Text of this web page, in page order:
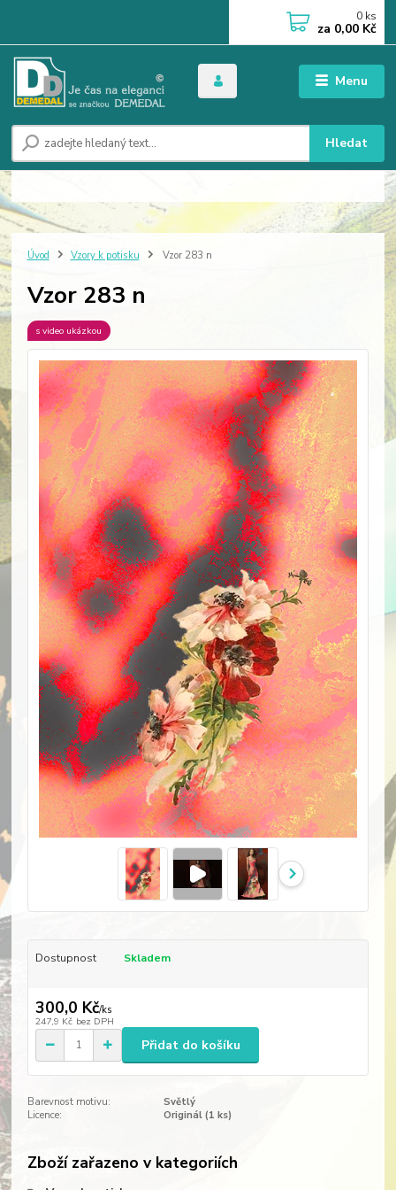
Menu
Hledat
0 ks
za 0,00 Kč
Úvod Vzory k potisku Vzor 283 n
Vzor 283 n
s video ukázkou
Dostupnost Skladem
300,0 Kč/ks
247,9 Kč bez DPH
Přidat do košíku
Barevnost motivu:
Světlý
Licence:
Originál (1 ks)
Zboží zařazeno v kategoriích